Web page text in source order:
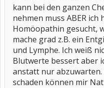
kann bei den ganzen
nehmen muss ABER
Homöopathin gesucht,
mache grad z.B. ein
und Lymphe. Ich weiß
Blutwerte bessert aber
anstatt nur
schaden können mir